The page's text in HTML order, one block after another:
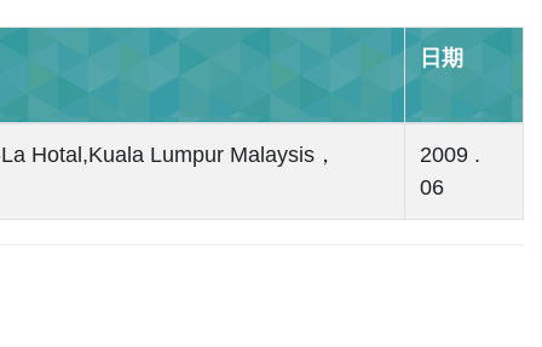
日期
Hotal,Kuala Lumpur Malaysis，
2009 .
06